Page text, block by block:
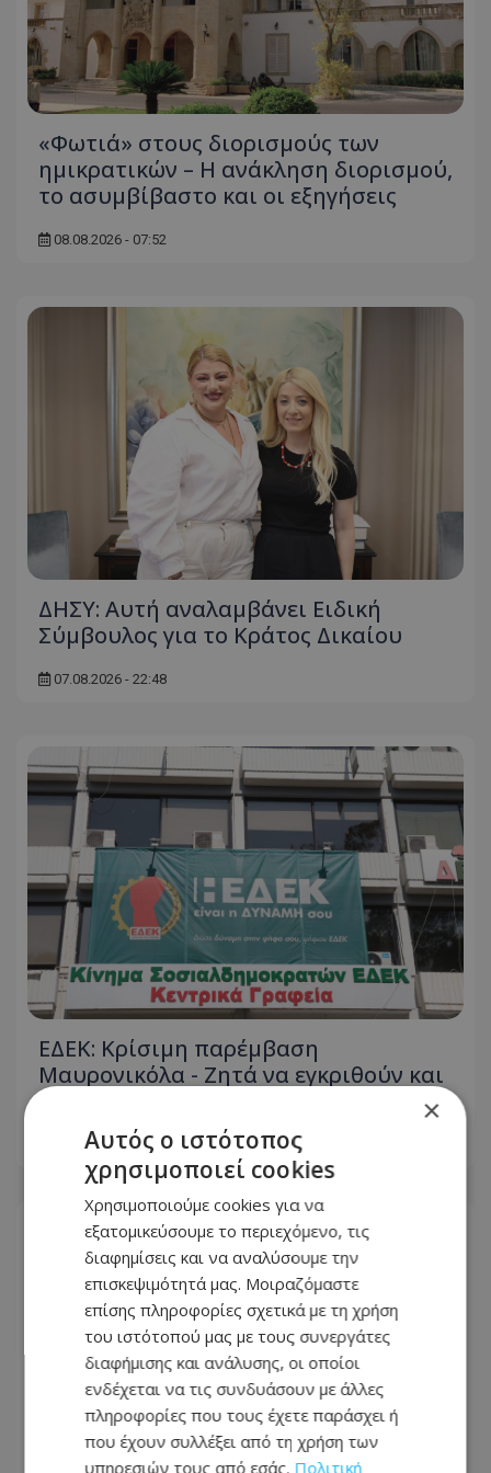
«Φωτιά» στους διορισμούς των
ημικρατικών – Η ανάκληση διορισμού,
το ασυμβίβαστο και οι εξηγήσεις
08.08.2026 - 07:52
ΔΗΣΥ: Αυτή αναλαμβάνει Ειδική
Σύμβουλος για το Κράτος Δικαίου
07.08.2026 - 22:48
ΕΔΕΚ: Κρίσιμη παρέμβαση
Μαυρονικόλα - Ζητά να εγκριθούν και
οι 4 υποψηφιότητες
07.08.2026 - 21:21
×
Αυτός ο ιστότοπος
χρησιμοποιεί cookies
Χρησιμοποιούμε cookies για να
εξατομικεύσουμε το περιεχόμενο, τις
διαφημίσεις και να αναλύσουμε την
επισκεψιμότητά μας. Μοιραζόμαστε
επίσης πληροφορίες σχετικά με τη χρήση
του ιστότοπού μας με τους συνεργάτες
διαφήμισης και ανάλυσης, οι οποίοι
ενδέχεται να τις συνδυάσουν με άλλες
πληροφορίες που τους έχετε παράσχει ή
που έχουν συλλέξει από τη χρήση των
υπηρεσιών τους από εσάς. Πολιτική